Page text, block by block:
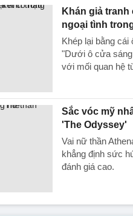
Khán giả
ngoại tình
Khép lại bằng
"Dưới ô cửa sáng
với mối quan hệ
Sắc vóc mỹ
'The Odyssey'
Vai nữ thần
khẳng định sức
đánh giá cao.